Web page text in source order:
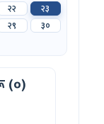
२२
२३
२९
३०
(०)